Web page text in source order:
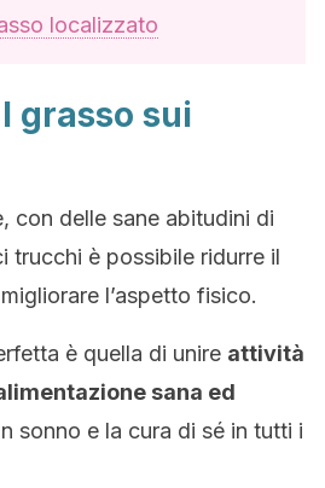
localizzato
grasso sui
con delle sane abitudini di
trucchi è possibile ridurre il
l’aspetto fisico.
è quella di unire attività
sana ed
sonno e la cura di sé in tutti i